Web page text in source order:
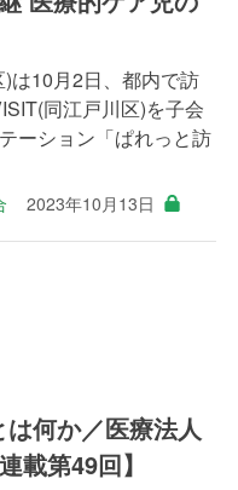
は10月2日、都内で訪
同江戸川区)を子会
ーション「ぱれっと訪
2023年10月13日
何か／医療法人
載第49回】